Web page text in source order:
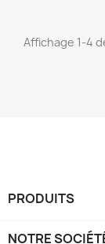
Affichage 1-4
PRODUITS
NOTRE